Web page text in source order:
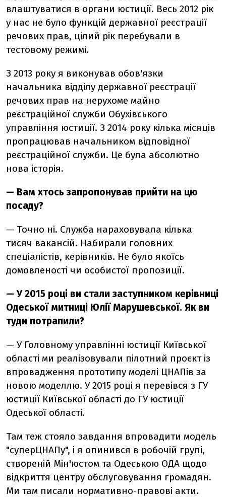
влаштуватися в органи юстиції. Весь 2012 рік
у нас не було функцій державної реєстрації
речових прав, цілий рік перебували в
тестовому режимі.
З 2013 року я виконував обов'язки
начальника відділу державної реєстрації
речових прав на нерухоме майно
реєстраційної служби Обухівського
управління юстиції. З 2014 року кілька місяців
пропрацював начальником відповідної
реєстраційної служби. Це була абсолютно
нова історія.
— Вам хтось запропонував прийти на цю
посаду?
— Точно ні. Служба нараховувала кілька
тисяч вакансій. Набирали головних
спеціалістів, керівників. Не було якоїсь
домовленості чи особистої пропозиції.
— У 2015 році ви стали заступником керівниці
Одеської митниці Юлії Марушевської. Як ви
туди потрапили?
— У Головному управлінні юстиції Київської
області ми реалізовували пілотний проєкт із
впровадження прототипу моделі ЦНАПів за
новою моделлю. У 2015 році я перевівся з ГУ
юстиції Київської області до ГУ юстиції
Одеської області.
Там теж стояло завдання впровадити модель
"суперЦНАПу", і я опинився в робочій групі,
створеній Мін'юстом та Одеською ОДА щодо
відкриття центру обслуговування громадян.
Ми там писали нормативно-правові акти.